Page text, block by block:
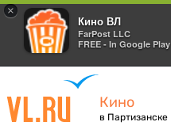
×
Кино ВЛ
FarPost LLC
FREE - In Google Play
Кино
в Партизанске